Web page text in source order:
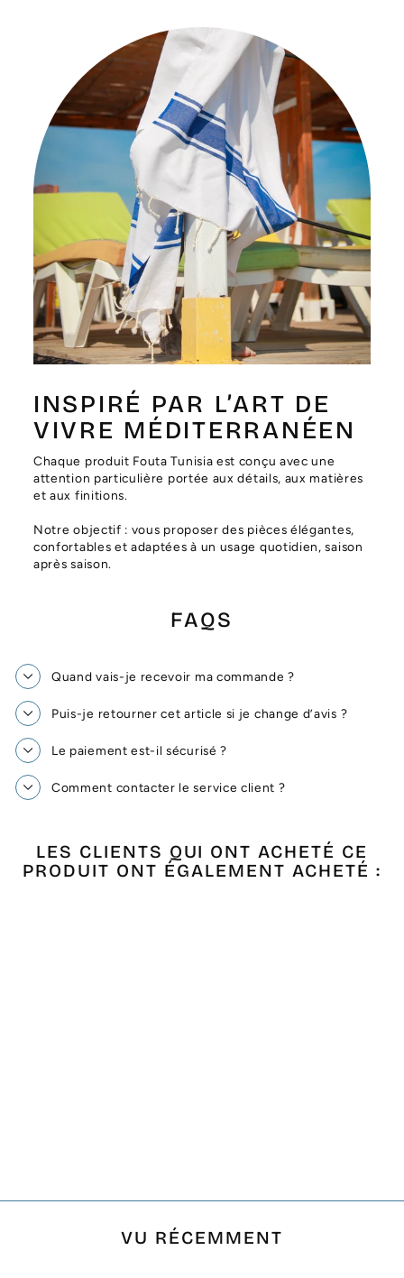
INSPIRÉ PAR L’ART DE
VIVRE MÉDITERRANÉEN
Chaque produit Fouta Tunisia est conçu avec une
attention particulière portée aux détails, aux matières
et aux finitions.
Notre objectif : vous proposer des pièces élégantes,
confortables et adaptées à un usage quotidien, saison
après saison.
FAQS
Quand vais-je recevoir ma commande ?
Puis-je retourner cet article si je change d’avis ?
Le paiement est-il sécurisé ?
Comment contacter le service client ?
LES CLIENTS QUI ONT ACHETÉ CE
PRODUIT ONT ÉGALEMENT ACHETÉ :
VU RÉCEMMENT